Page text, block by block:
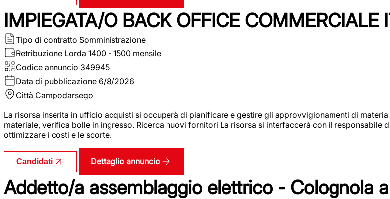
IMPIEGATA/O BACK OFFICE COMMERCIALE
Tipo di contratto Somministrazione
Retribuzione Lorda 1400 - 1500 mensile
Codice annuncio 349945
Data di pubblicazione 6/8/2026
Città Campodarsego
La risorsa inserita in ufficio acquisti si occuperà di pianificare e gestire gli approvvigionamenti di
materiale, verifica bolle in ingresso. Ricerca nuovi fornitori La risorsa si interfaccerà con il
ottimizzare i costi e le scorte.
Candidati Dettaglio annuncio
Addetto/a assemblaggio elettrico - Colognola